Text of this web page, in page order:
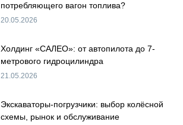
потребляющего вагон топлива?
20.05.2026
Холдинг «САЛЕО»: от автопилота до 7-
метрового гидроцилиндра
21.05.2026
Экскаваторы-погрузчики: выбор колёсной
схемы, рынок и обслуживание